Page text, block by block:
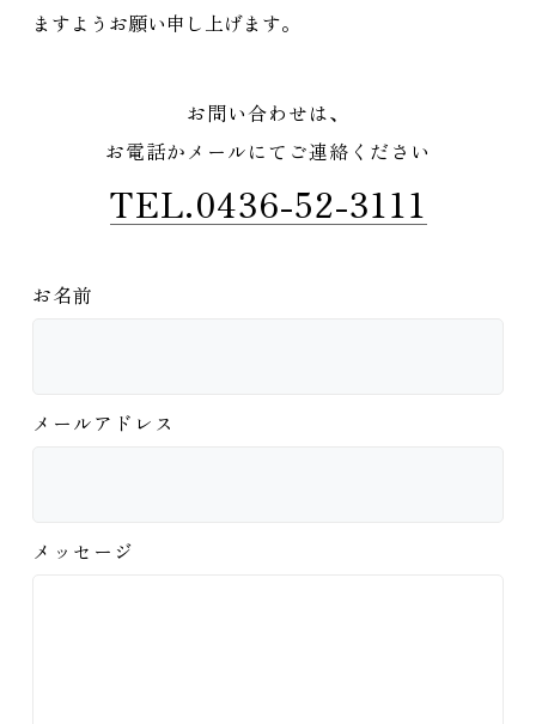
ますようお願い申し上げます。
お問い合わせは、
お電話かメールにてご連絡ください
TEL.0436-52-3111
お名前
メールアドレス
メッセージ